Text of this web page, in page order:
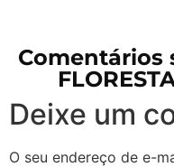
Comentários
Deixe um
O seu endereço de e-